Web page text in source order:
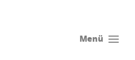
Menü